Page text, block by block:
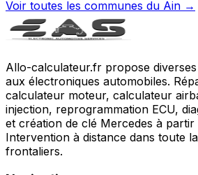
Voir toutes les communes du Ain →
Allo-calculateur.fr propose
aux électroniques automobiles.
calculateur moteur, calculateur
injection, reprogrammation ECU,
et création de clé Mercedes à partir
Intervention à distance dans toute
frontaliers.